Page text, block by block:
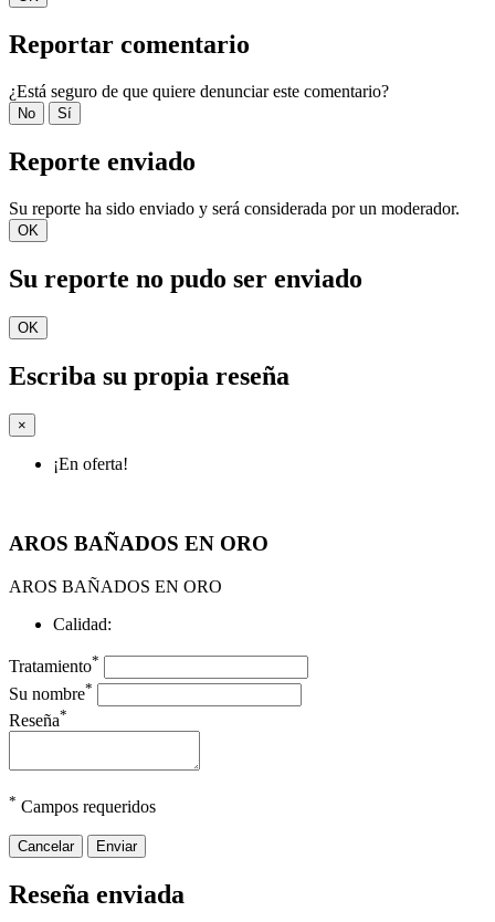
Reportar comentario
¿Está seguro de que quiere denunciar este comentario?
No Sí
Reporte enviado
Su reporte ha sido enviado y será considerada por un moderador.
OK
Su reporte no pudo ser enviado
OK
Escriba su propia reseña
×
¡En oferta!
AROS BAÑADOS EN ORO
AROS BAÑADOS EN ORO
Calidad:
Tratamiento*
Su nombre*
Reseña*
* Campos requeridos
Cancelar Enviar
Reseña enviada